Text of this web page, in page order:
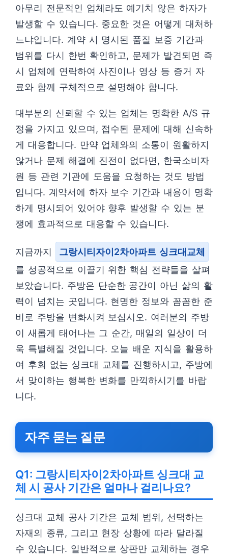
아무리 전문적인 업체라도 예기치 않은 하자가
발생할 수 있습니다. 중요한 것은 어떻게 대처하
느냐입니다. 계약 시 명시된 품질 보증 기간과
범위를 다시 한번 확인하고, 문제가 발견되면 즉
시 업체에 연락하여 사진이나 영상 등 증거 자
료와 함께 구체적으로 설명해야 합니다.
대부분의 신뢰할 수 있는 업체는 명확한 A/S 규
정을 가지고 있으며, 접수된 문제에 대해 신속하
게 대응합니다. 만약 업체와의 소통이 원활하지
않거나 문제 해결에 진전이 없다면, 한국소비자
원 등 관련 기관에 도움을 요청하는 것도 방법
입니다. 계약서에 하자 보수 기간과 내용이 명확
하게 명시되어 있어야 향후 발생할 수 있는 분
쟁에 효과적으로 대응할 수 있습니다.
지금까지
그랑시티자이2차아파트 싱크대교체
를 성공적으로 이끌기 위한 핵심 전략들을 살펴
보았습니다. 주방은 단순한 공간이 아닌 삶의 활
력이 넘치는 곳입니다. 현명한 정보와 꼼꼼한 준
비로 주방을 변화시켜 보십시오. 여러분의 주방
이 새롭게 태어나는 그 순간, 매일의 일상이 더
욱 특별해질 것입니다. 오늘 배운 지식을 활용하
여 후회 없는 싱크대 교체를 진행하시고, 주방에
서 맞이하는 행복한 변화를 만끽하시기를 바랍
니다.
자주 묻는 질문
Q1: 그랑시티자이2차아파트 싱크대 교
체 시 공사 기간은 얼마나 걸리나요?
싱크대 교체 공사 기간은 교체 범위, 선택하는
자재의 종류, 그리고 현장 상황에 따라 달라질
수 있습니다. 일반적으로 상판만 교체하는 경우